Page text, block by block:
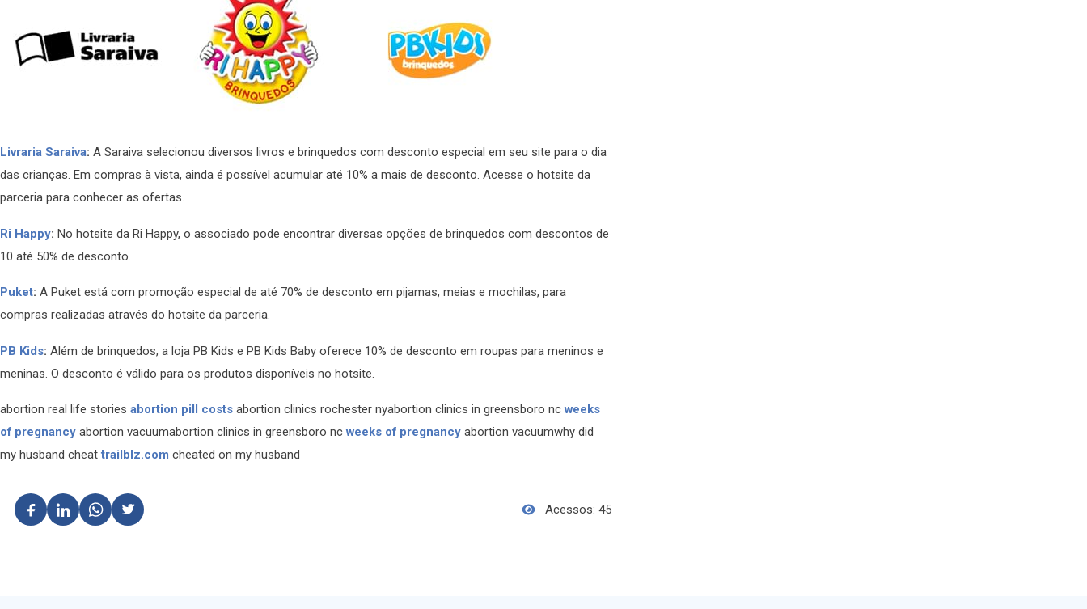
Livraria Saraiva: A Saraiva selecionou diversos livros e brinquedos com desconto especial em seu site para o dia
das crianças. Em compras à vista, ainda é possível acumular até 10% a mais de desconto. Acesse o hotsite da
parceria para conhecer as ofertas.
Ri Happy: No hotsite da Ri Happy, o associado pode encontrar diversas opções de brinquedos com descontos de
10 até 50% de desconto.
Puket: A Puket está com promoção especial de até 70% de desconto em pijamas, meias e mochilas, para
compras realizadas através do hotsite da parceria.
PB Kids: Além de brinquedos, a loja PB Kids e PB Kids Baby oferece 10% de desconto em roupas para meninos e
meninas. O desconto é válido para os produtos disponíveis no hotsite.
abortion real life stories abortion pill costs abortion clinics rochester nyabortion clinics in greensboro nc weeks
of pregnancy abortion vacuumabortion clinics in greensboro nc weeks of pregnancy abortion vacuumwhy did
my husband cheat trailblz.com cheated on my husband
Acessos: 45